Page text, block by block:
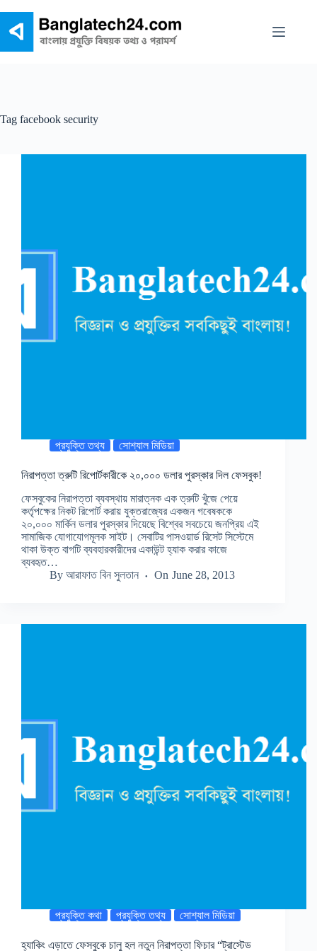
content
Tag facebook security
প্রযুক্তি তথ্য সোশ্যাল মিডিয়া
নিরাপত্তা ত্রুটি রিপোর্টকারীকে ২০,০০০ ডলার পুরস্কার দিল ফেসবুক!
ফেসবুকের নিরাপত্তা ব্যবস্থায় মারাত্নক এক ত্রুটি খুঁজে পেয়ে
কর্তৃপক্ষের নিকট রিপোর্ট করায় যুক্তরাজ্যের একজন গবেষককে
২০,০০০ মার্কিন ডলার পুরস্কার দিয়েছে বিশ্বের সবচেয়ে জনপ্রিয় এই
সামাজিক যোগাযোগমূলক সাইট। সেবাটির পাসওয়ার্ড রিসেট সিস্টেমে
থাকা উক্ত বাগটি ব্যবহারকারীদের একাউন্ট হ্যাক করার কাজে
ব্যবহৃত…
By আরাফাত বিন সুলতান On June 28, 2013
প্রযুক্তি কথা প্রযুক্তি তথ্য সোশ্যাল মিডিয়া
হ্যাকিং এড়াতে ফেসবুকে চালু হল নতুন নিরাপত্তা ফিচার “ট্রাস্টেড